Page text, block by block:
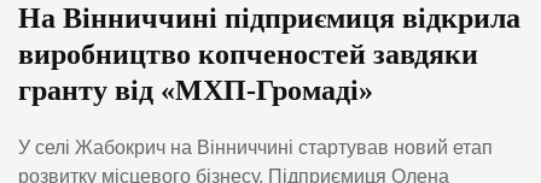
На Вінниччині підприємиця відкрила
виробництво копченостей завдяки
гранту від «МХП-Громаді»
У селі Жабокрич на Вінниччині стартував новий етап
розвитку місцевого бізнесу. Підприємиця Олена